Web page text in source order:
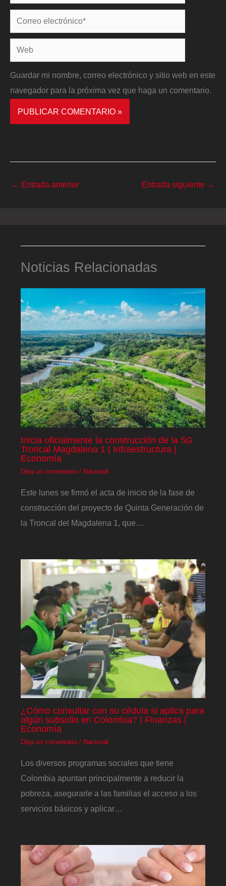
Correo
electrónico*
Web
Guardar mi nombre, correo electrónico y sitio web en este
navegador para la próxima vez que haga un comentario.
← Entrada anterior Entrada siguiente →
Noticias Relacionadas
Inicia oficialmente la construcción de la 5G
Troncal Magdalena 1 | Infraestructura |
Economía
Deja un comentario / Nacional
Este lunes se firmó el acta de inicio de la fase de
construcción del proyecto de Quinta Generación de
la Troncal del Magdalena 1, que…
¿Cómo consultar con su cédula si aplica para
algún subsidio en Colombia? | Finanzas |
Economía
Deja un comentario / Nacional
Los diversos programas sociales que tiene
Colombia apuntan principalmente a reducir la
pobreza, asegurarle a las familias el acceso a los
servicios básicos y aplicar…